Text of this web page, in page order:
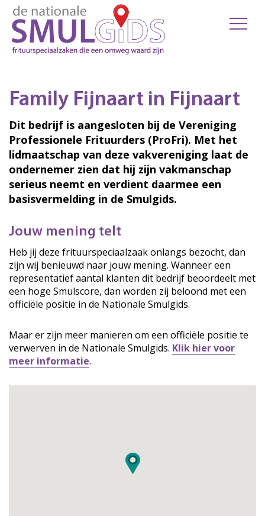
Family Fijnaart in Fijnaart
Dit bedrijf is aangesloten bij de Vereniging
Professionele Frituurders (ProFri). Met het
lidmaatschap van deze vakvereniging laat de
ondernemer zien dat hij zijn vakmanschap
serieus neemt en verdient daarmee een
basisvermelding in de Smulgids.
Jouw mening telt
Heb jij deze frituurspeciaalzaak onlangs bezocht, dan
zijn wij benieuwd naar jouw mening. Wanneer een
representatief aantal klanten dit bedrijf beoordeelt met
een hoge Smulscore, dan worden zij beloond met een
officiële positie in de Nationale Smulgids.
Maar er zijn meer manieren om een officiële positie te
verwerven in de Nationale Smulgids. Klik hier voor
meer informatie.